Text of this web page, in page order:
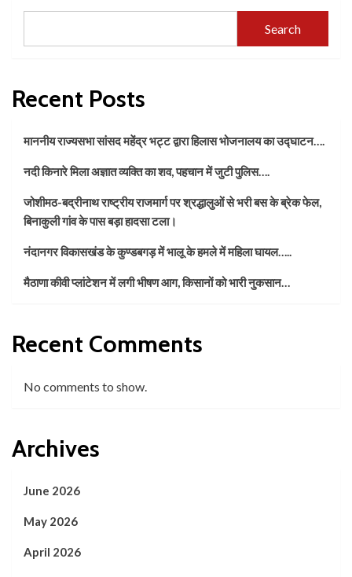
Search
Recent Posts
माननीय राज्यसभा सांसद महेंद्र भट्ट द्वारा हिलास भोजनालय का उद्घाटन….
नदी किनारे मिला अज्ञात व्यक्ति का शव, पहचान में जुटी पुलिस….
जोशीमठ-बद्रीनाथ राष्ट्रीय राजमार्ग पर श्रद्धालुओं से भरी बस के ब्रेक फेल,
बिनाकुली गांव के पास बड़ा हादसा टला।
नंदानगर विकासखंड के कुण्डबगड़ में भालू के हमले में महिला घायल…..
मैठाणा कीवी प्लांटेशन में लगी भीषण आग, किसानों को भारी नुकसान…
Recent Comments
No comments to show.
Archives
June 2026
May 2026
April 2026